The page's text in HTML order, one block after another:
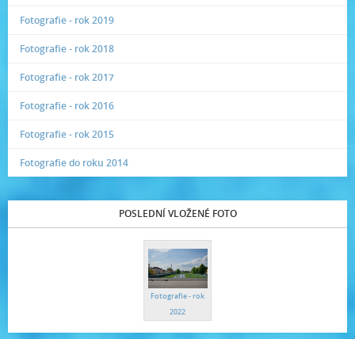
Fotografie - rok 2019
Fotografie - rok 2018
Fotografie - rok 2017
Fotografie - rok 2016
Fotografie - rok 2015
Fotografie do roku 2014
POSLEDNÍ VLOŽENÉ FOTO
Fotografie - rok
2022